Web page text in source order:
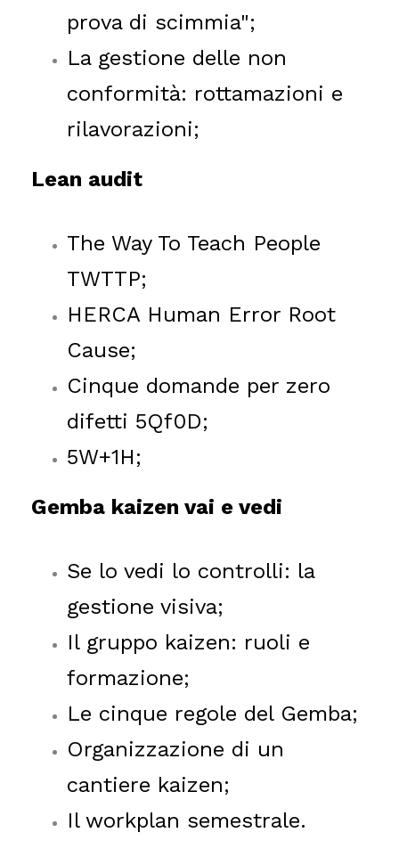
prova di scimmia";
La gestione delle non
conformità: rottamazioni e
rilavorazioni;
Lean audit
The Way To Teach People
TWTTP;
HERCA Human Error Root
Cause;
Cinque domande per zero
difetti 5Qf0D;
5W+1H;
Gemba kaizen vai e vedi
Se lo vedi lo controlli: la
gestione visiva;
Il gruppo kaizen: ruoli e
formazione;
Le cinque regole del Gemba;
Organizzazione di un
cantiere kaizen;
Il workplan semestrale.